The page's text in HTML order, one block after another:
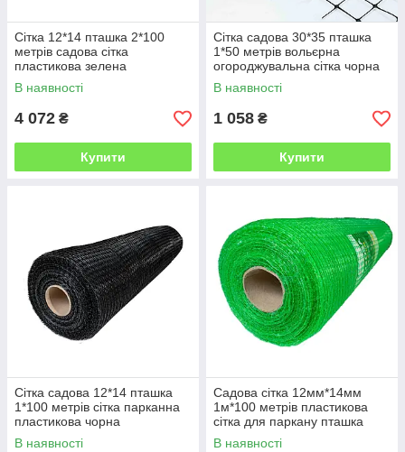
Сітка 12*14 пташка 2*100
метрів садова сітка
пластикова зелена
В наявності
4 072 ₴
Купити
Сітка садова 30*35 пташка
1*50 метрів вольєрна
огороджувальна сітка чорна
В наявності
1 058 ₴
Купити
Сітка садова 12*14 пташка
1*100 метрів сітка парканна
пластикова чорна
В наявності
Садова сітка 12мм*14мм
1м*100 метрів пластикова
сітка для паркану пташка
зелена
В наявності